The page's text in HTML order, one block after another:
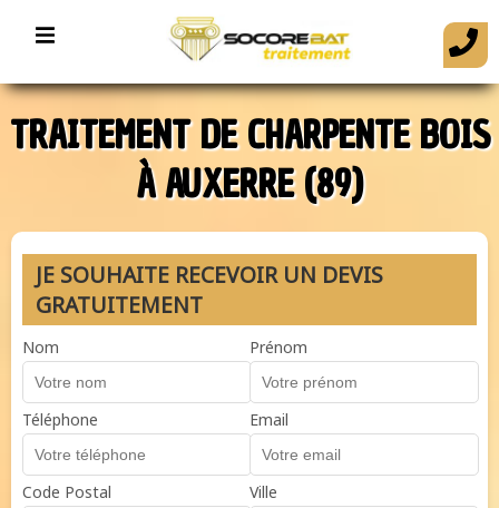
TRAITEMENT DE CHARPENTE BOIS
À AUXERRE (89)
JE SOUHAITE RECEVOIR UN DEVIS
GRATUITEMENT
Nom Prénom
Téléphone Email
Code Postal Ville